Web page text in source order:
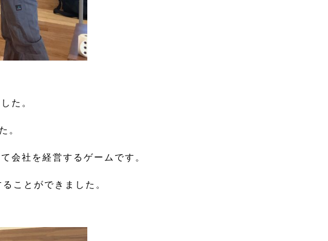
た。
。
会社を経営するゲームです。
ことができました。